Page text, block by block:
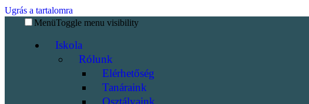
Ugrás a tartalomra
MenüToggle menu visibility
Iskola
Rólunk
Elérhetőség
Tanáraink
Osztályaink